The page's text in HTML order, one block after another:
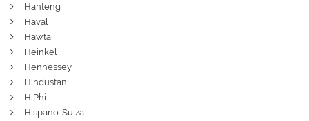
Hanteng
Haval
Hawtai
Heinkel
Hennessey
Hindustan
HiPhi
Hispano-Suiza